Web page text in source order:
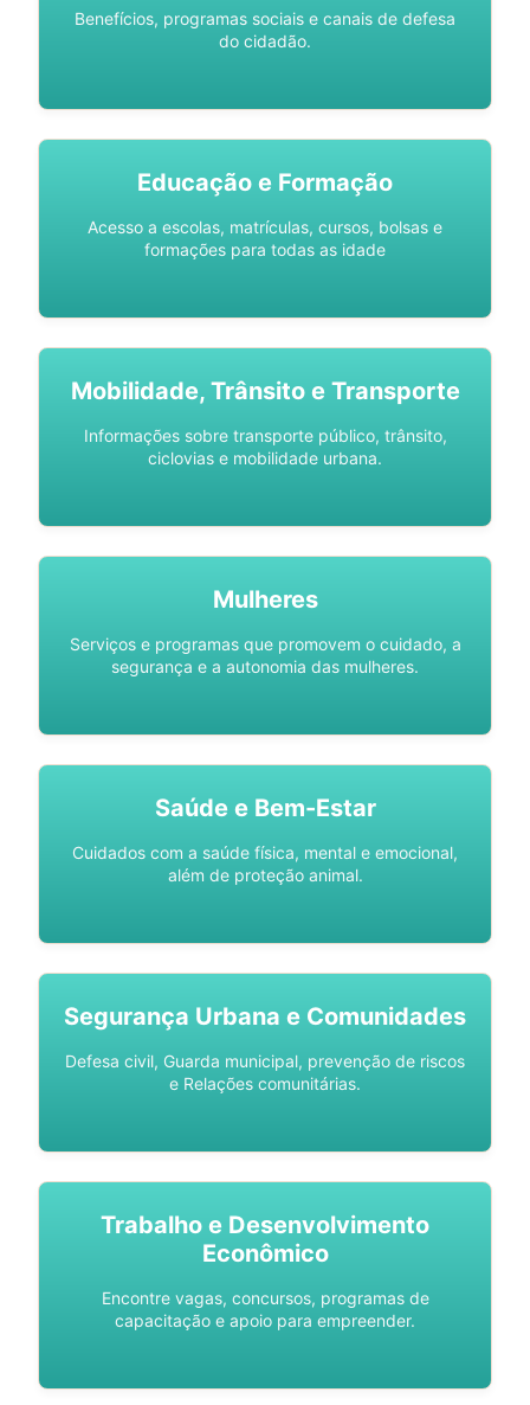
Benefícios, programas sociais e canais de defesa
do cidadão.
Educação e Formação
Acesso a escolas, matrículas, cursos, bolsas e
formações para todas as idade
Mobilidade, Trânsito e Transporte
Informações sobre transporte público, trânsito,
ciclovias e mobilidade urbana.
Mulheres
Serviços e programas que promovem o cuidado, a
segurança e a autonomia das mulheres.
Saúde e Bem-Estar
Cuidados com a saúde física, mental e emocional,
além de proteção animal.
Segurança Urbana e Comunidades
Defesa civil, Guarda municipal, prevenção de riscos
e Relações comunitárias.
Trabalho e Desenvolvimento
Econômico
Encontre vagas, concursos, programas de
capacitação e apoio para empreender.